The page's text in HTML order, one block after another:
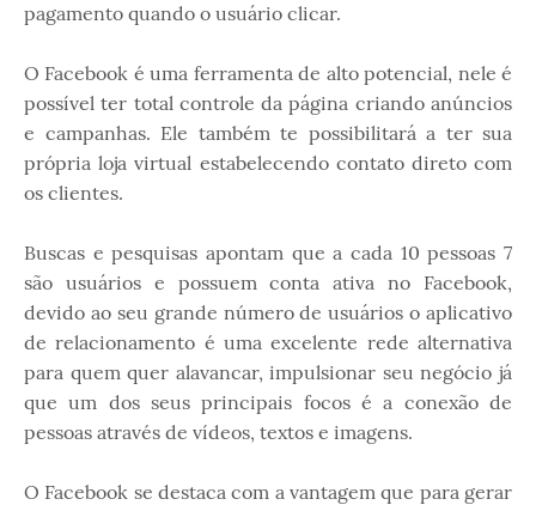
pagamento quando o usuário clicar.
O Facebook é uma ferramenta de alto potencial, nele é
possível ter total controle da página criando anúncios
e campanhas. Ele também te possibilitará a ter sua
própria loja virtual estabelecendo contato direto com
os clientes.
Buscas e pesquisas apontam que a cada 10 pessoas 7
são usuários e possuem conta ativa no Facebook,
devido ao seu grande número de usuários o aplicativo
de relacionamento é uma excelente rede alternativa
para quem quer alavancar, impulsionar seu negócio já
que um dos seus principais focos é a conexão de
pessoas através de vídeos, textos e imagens.
O Facebook se destaca com a vantagem que para gerar